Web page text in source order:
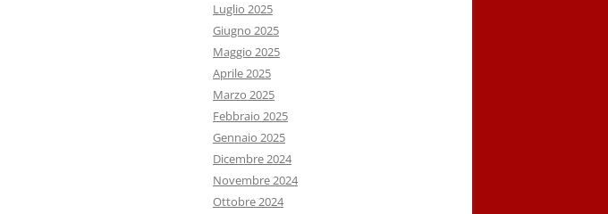
Luglio 2025
Giugno 2025
Maggio 2025
Aprile 2025
Marzo 2025
Febbraio 2025
Gennaio 2025
Dicembre 2024
Novembre 2024
Ottobre 2024